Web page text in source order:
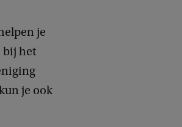
je
bij het
je ook